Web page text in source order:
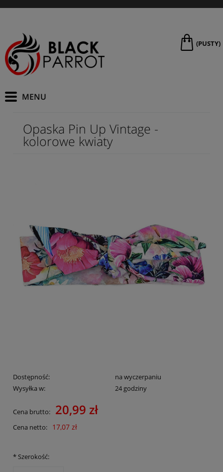
(PUSTY)
Opaska Pin Up Vintage -
kolorowe kwiaty
Dostępność:
na wyczerpaniu
Wysyłka w:
24 godziny
Cena brutto: 20,99 zł
Cena netto: 17,07 zł
*Szerokość: